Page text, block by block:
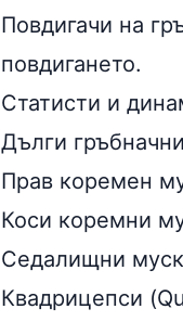
Повдигачи на
повдигането.
Статисти и
Дълги
Прав коремен
Коси коремни
Седалищни
Квадрицепси